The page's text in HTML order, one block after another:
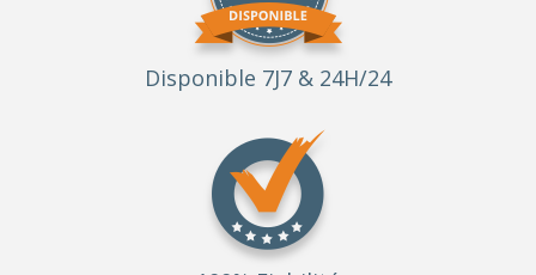
Disponible 7J7 & 24H/24